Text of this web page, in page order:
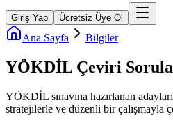
Giriş Yap Ücretsiz Üye Ol
Ana Sayfa Bilgiler
YÖKDİL Çeviri
YÖKDİL sınavına hazırlanan
stratejilerle ve düzenli bir çalışmayla